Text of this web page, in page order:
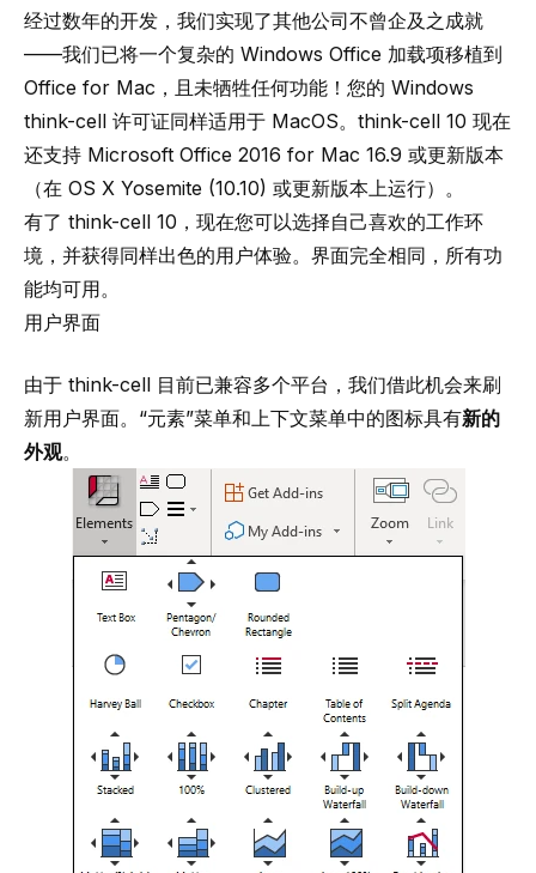
经过数年的开发，我们实现了其他公司不曾企及之成就
——我们已将一个复杂的 Windows Office 加载项移植到
Office for Mac，且未牺牲任何功能！您的 Windows
think-cell 许可证同样适用于 MacOS。think-cell 10 现在
还支持 Microsoft Office 2016 for Mac 16.9 或更新版本
（在 OS X Yosemite (10.10) 或更新版本上运行）。
有了 think-cell 10，现在您可以选择自己喜欢的工作环
境，并获得同样出色的用户体验。界面完全相同，所有功
能均可用。
用户界面
由于 think-cell 目前已兼容多个平台，我们借此机会来刷
新用户界面。“元素”菜单和上下文菜单中的图标具有新的
外观。